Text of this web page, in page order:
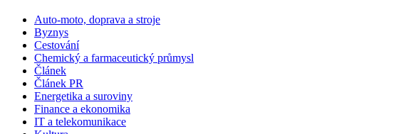
Auto-moto, doprava a stroje
Byznys
Cestování
Chemický a farmaceutický průmysl
Článek
Článek PR
Energetika a suroviny
Finance a ekonomika
IT a telekomunikace